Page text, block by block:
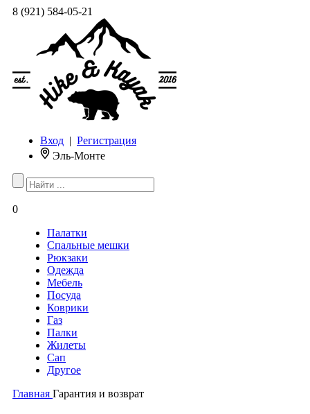
8 (921) 584-05-21
Вход | Регистрация
Эль-Монте
0
Палатки
Спальные мешки
Рюкзаки
Одежда
Мебель
Посуда
Коврики
Газ
Палки
Жилеты
Сап
Другое
Главная Гарантия и возврат